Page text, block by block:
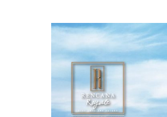
View
Larger